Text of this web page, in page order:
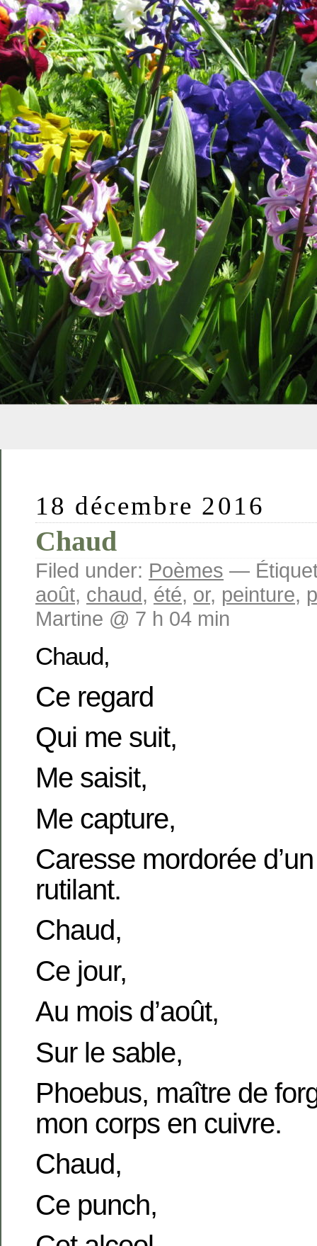
18 décembre 2016
Chaud
Filed under: Poèmes —
août, chaud, été, or, peinture,
Martine @ 7 h 04 min
Chaud,
Ce regard
Qui me suit,
Me saisit,
Me capture,
Caresse mordorée
rutilant.
Chaud,
Ce jour,
Au mois d’août,
Sur le sable,
Phoebus, maître de
mon corps en cuivre.
Chaud,
Ce punch,